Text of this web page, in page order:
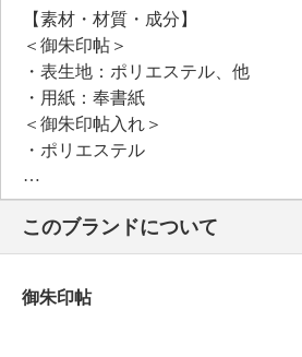
【素材・材質・成分】
＜御朱印帖＞
・表生地：ポリエステル、他
・用紙：奉書紙
＜御朱印帖入れ＞
・ポリエステル
【サイズ】
＜御朱印帖＞
・約１２×１８ｃｍ
＜御朱印帖入れ＞
【重さ】
このブランドについて
御朱印帖